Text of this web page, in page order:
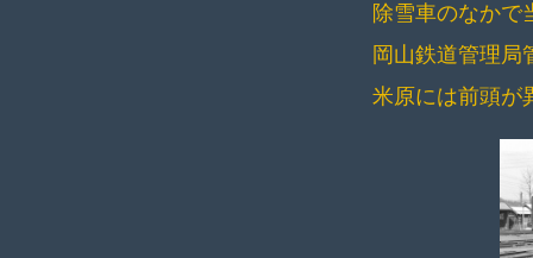
除雪車のなかで
岡山鉄道管理局
米原には前頭が